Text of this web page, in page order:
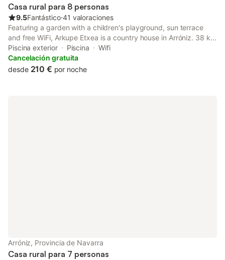
Casa rural para 8 personas
9.5Fantástico⋅41 valoraciones
Featuring a garden with a children's playground, sun terrace
and free WiFi, Arkupe Etxea is a country house in Arróniz. 38 km
from Riojaforum Conference Centre, the country house provides
a seasonal outdoor swimming pool and barbecue facilities.
Piscina exterior Piscina
Wifi
Cancelación gratuita
desde 210 € por noche
Arróniz, Provincia de Navarra
Casa rural para 7 personas